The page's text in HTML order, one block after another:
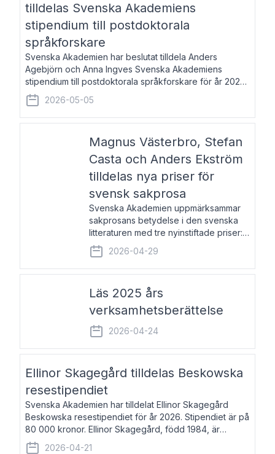
tilldelas Svenska Akademiens
stipendium till postdoktorala
språkforskare
Svenska Akademien har beslutat tilldela Anders
Agebjörn och Anna Ingves Svenska Akademiens
stipendium till postdoktorala språkforskare för år 2026.
Stipendiebeloppet är 75 000 kronor per mottagare.
Anders Agebjörn, född 1984, är universitet
2026-05-05
Magnus Västerbro, Stefan
Casta och Anders Ekström
tilldelas nya priser för
svensk sakprosa
Svenska Akademien uppmärksammar
sakprosans betydelse i den svenska
litteraturen med tre nyinstiftade priser:
Svenska Akademiens pris till
framstående författare av svensk
sakprosa som i år går till Magnus
2026-04-29
Läs 2025 års
verksamhetsberättelse
2026-04-24
Ellinor Skagegård tilldelas Beskowska
resestipendiet
Svenska Akademien har tilldelat Ellinor Skagegård
Beskowska resestipendiet för år 2026. Stipendiet är på
80 000 kronor. Ellinor Skagegård, född 1984, är
författare, journalist och musiker. Hon skriver
2026-04-21